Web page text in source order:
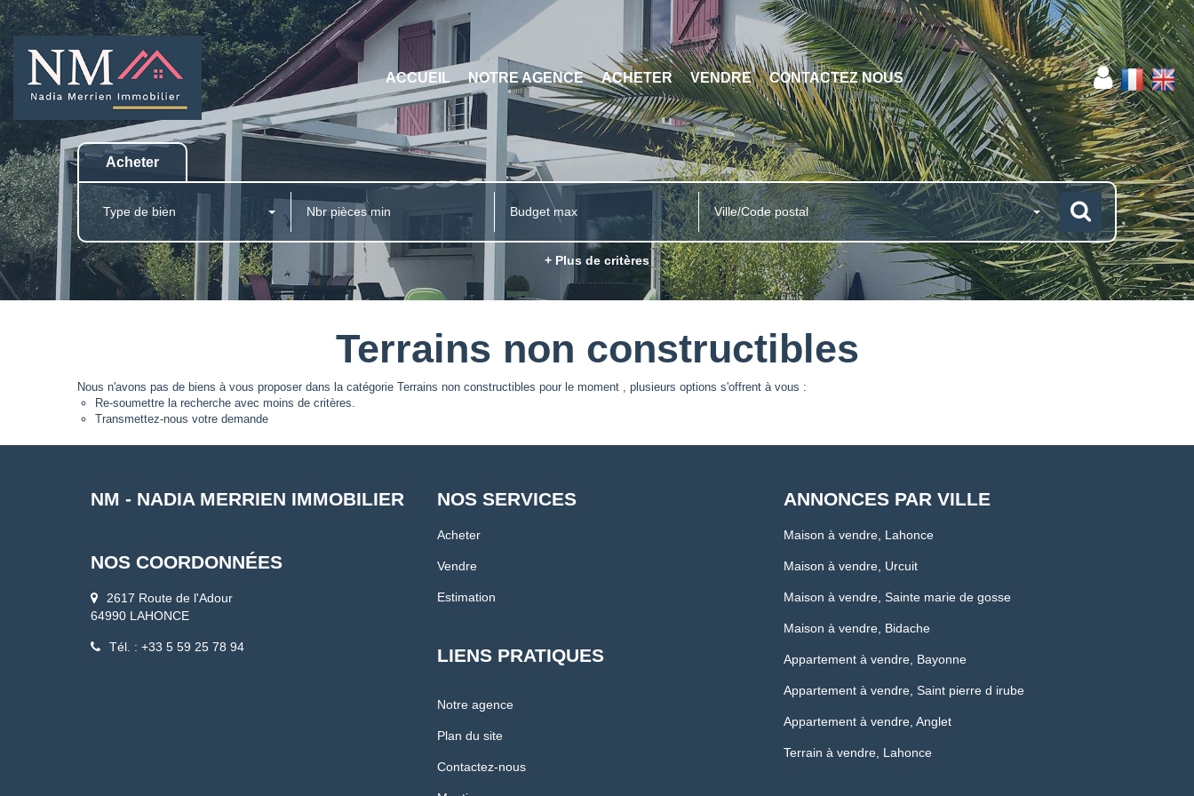
ACCUEIL NOTRE AGENCE ACHETER VENDRE CONTACTEZ NOUS
Acheter
Type de bien Ville/Code postal
+ Plus de critères
Terrains non constructibles
Nous n'avons pas de biens à vous proposer dans la catégorie Terrains non constructibles pour le moment , plusieurs options s'offrent à vous :
Re-soumettre la recherche avec moins de critères.
Transmettez-nous votre demande
NM - NADIA MERRIEN IMMOBILIER
NOS COORDONNÉES
2617 Route de l'Adour
64990 LAHONCE
Tél. : +33 5 59 25 78 94
NOS SERVICES
Acheter
Vendre
Estimation
LIENS PRATIQUES
Notre agence
Plan du site
Contactez-nous
ANNONCES PAR VILLE
Maison à vendre, Lahonce
Maison à vendre, Urcuit
Maison à vendre, Sainte marie de gosse
Maison à vendre, Bidache
Appartement à vendre, Bayonne
Appartement à vendre, Saint pierre d irube
Appartement à vendre, Anglet
Terrain à vendre, Lahonce